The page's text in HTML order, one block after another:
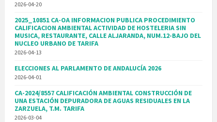
2026-04-20
2025_10851 CA-OA INFORMACION PUBLICA PROCEDIMIENTO
CALIFICACION AMBIENTAL ACTIVIDAD DE HOSTELERIA SIN
MUSICA, RESTAURANTE, CALLE ALJARANDA, NUM.12-BAJO DEL
NUCLEO URBANO DE TARIFA
2026-04-13
ELECCIONES AL PARLAMENTO DE ANDALUCÍA 2026
2026-04-01
CA-2024/8557 CALIFICACIÓN AMBIENTAL CONSTRUCCIÓN DE
UNA ESTACIÓN DEPURADORA DE AGUAS RESIDUALES EN LA
ZARZUELA, T.M. TARIFA
2026-03-04